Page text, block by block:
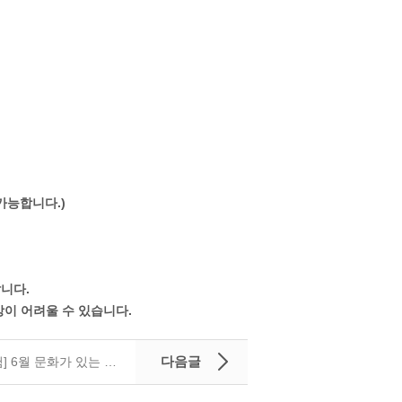
능합니다.)
다.
어려울 수 있습니다.
다음글